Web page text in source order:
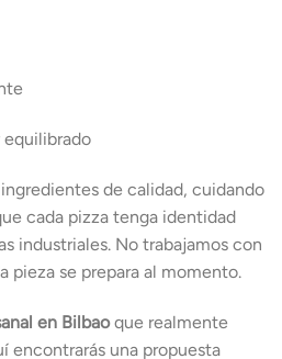
equilibrado
de calidad, cuidando
cada pizza tenga identidad
industriales. No trabajamos con
pieza se prepara al momento.
en Bilbaoque realmente
encontrarás una propuesta